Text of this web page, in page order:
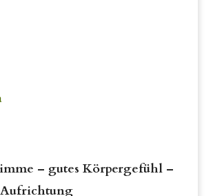
– gutes Körpergefühl –
Aufrichtung